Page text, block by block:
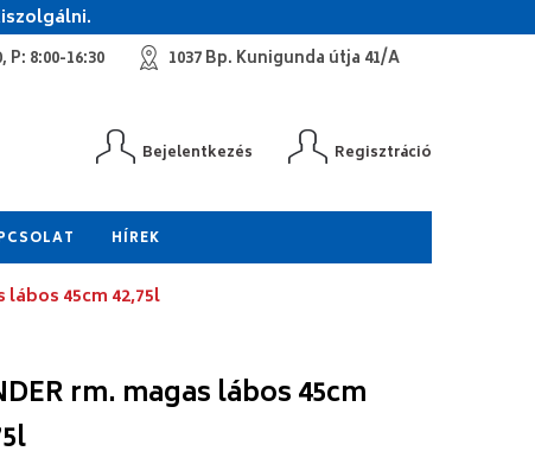
P: 8:00-16:30 1037 Bp. Kunigunda útja 41/A
Bejelentkezés Regisztráció
HÍREK
lábos 45cm 42,75l
rm. magas lábos 45cm